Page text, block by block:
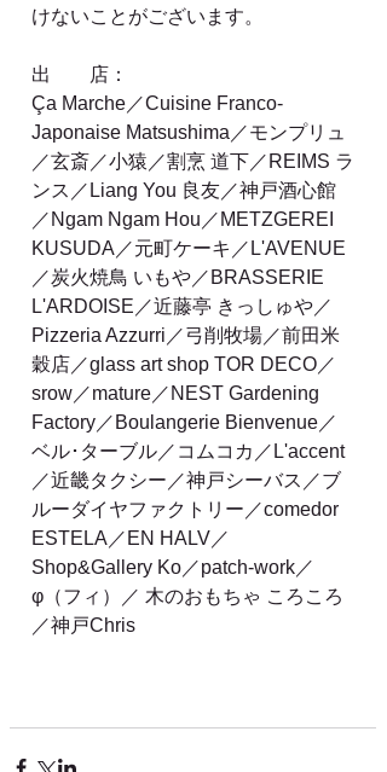
けないことがございます。
出　　店：
Ça Marche／Cuisine Franco-
Japonaise Matsushima／モンプリュ
／玄斎／小猿／割烹 道下／REIMS ラ
ンス／Liang You 良友／神戸酒心館
／Ngam Ngam Hou／METZGEREI
KUSUDA／元町ケーキ／L'AVENUE
／炭火焼鳥 いもや／BRASSERIE
L'ARDOISE／近藤亭 きっしゅや／
Pizzeria Azzurri／弓削牧場／前田米
穀店／glass art shop TOR DECO／
srow／mature／NEST Gardening
Factory／Boulangerie Bienvenue／
ベル･ターブル／コムコカ／L'accent
／近畿タクシー／神戸シーバス／ブ
ルーダイヤファクトリー／comedor
ESTELA／EN HALV／
Shop&Gallery Ko／patch-work／
φ（フィ）／ 木のおもちゃ ころころ
／神戸Chris